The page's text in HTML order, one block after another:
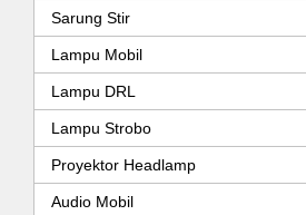
Sarung Stir
Lampu Mobil
Lampu DRL
Lampu Strobo
Proyektor Headlamp
Audio Mobil